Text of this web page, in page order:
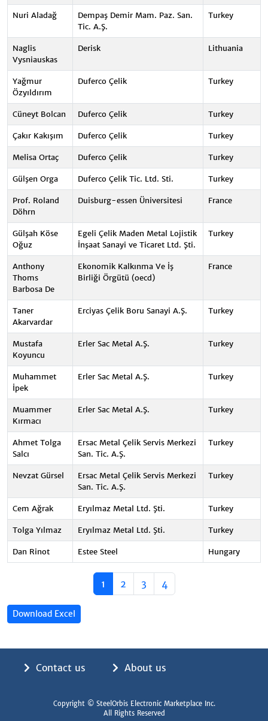
Nuri Aladağ
Dempaş Demir Mam. Paz. San.
Tic. A.Ş.
Turkey
Naglis
Vysniauskas
Derisk Lithuania
Yağmur
Özyıldırım
Duferco Çelik Turkey
Cüneyt Bolcan Duferco Çelik Turkey
Çakır Kakışım Duferco Çelik Turkey
Melisa Ortaç Duferco Çelik Turkey
Gülşen Orga Duferco Çelik Tic. Ltd. Sti. Turkey
Prof. Roland
Döhrn
Duisburg-essen Üniversitesi France
Gülşah Köse
Oğuz
Egeli Çelik Maden Metal Lojistik
İnşaat Sanayi ve Ticaret Ltd. Şti.
Turkey
Anthony
Thoms
Barbosa De
Ekonomik Kalkınma Ve İş
Birliği Örgütü (oecd)
France
Taner
Akarvardar
Erciyas Çelik Boru Sanayi A.Ş. Turkey
Mustafa
Koyuncu
Erler Sac Metal A.Ş. Turkey
Muhammet
İpek
Erler Sac Metal A.Ş. Turkey
Muammer
Kırmacı
Erler Sac Metal A.Ş. Turkey
Ahmet Tolga
Salcı
Ersac Metal Çelik Servis Merkezi
San. Tic. A.Ş.
Turkey
Nevzat Gürsel
Ersac Metal Çelik Servis Merkezi
San. Tic. A.Ş.
Turkey
Cem Ağrak Eryılmaz Metal Ltd. Şti. Turkey
Tolga Yılmaz Eryılmaz Metal Ltd. Şti. Turkey
Dan Rinot Estee Steel Hungary
1 2 3 4
Download Excel
Contact us About us
Copyright © SteelOrbis Electronic Marketplace Inc.
All Rights Reserved